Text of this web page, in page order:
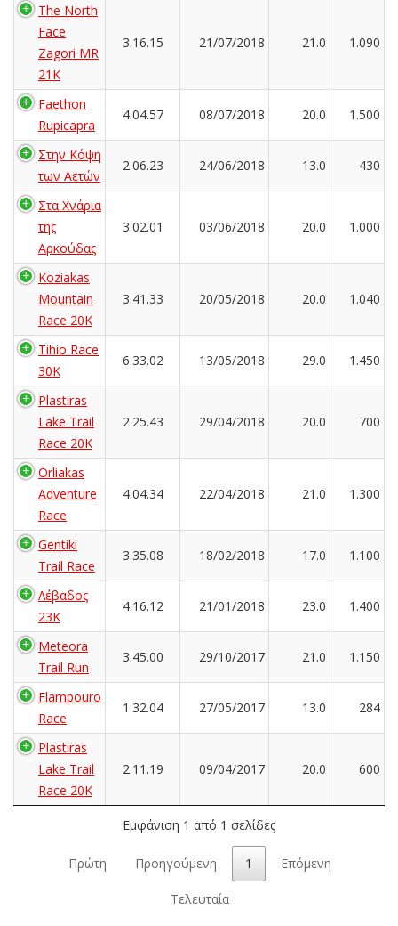
The North
Face
Zagori MR
21K
3.16.15 21/07/2018 21.0 1.090
Faethon
Rupicapra
4.04.57 08/07/2018 20.0 1.500
Στην Κόψη
των Αετών
2.06.23 24/06/2018 13.0 430
Στα Χνάρια
της
Αρκούδας
3.02.01 03/06/2018 20.0 1.000
Koziakas
Mountain
Race 20K
3.41.33 20/05/2018 20.0 1.040
Tihio Race
30K
6.33.02 13/05/2018 29.0 1.450
Plastiras
Lake Trail
Race 20K
2.25.43 29/04/2018 20.0 700
Orliakas
Adventure
Race
4.04.34 22/04/2018 21.0 1.300
Gentiki
Trail Race
3.35.08 18/02/2018 17.0 1.100
Λέβαδος
23Κ
4.16.12 21/01/2018 23.0 1.400
Meteora
Trail Run
3.45.00 29/10/2017 21.0 1.150
Flampouro
Race
1.32.04 27/05/2017 13.0 284
Plastiras
Lake Trail
Race 20K
2.11.19 09/04/2017 20.0 600
Εμφάνιση 1 από 1 σελίδες
Πρώτη Προηγούμενη 1 Επόμενη
Τελευταία